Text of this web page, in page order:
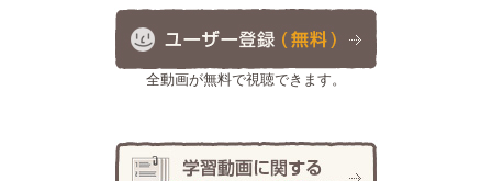
全動画が無料で視聴できます。